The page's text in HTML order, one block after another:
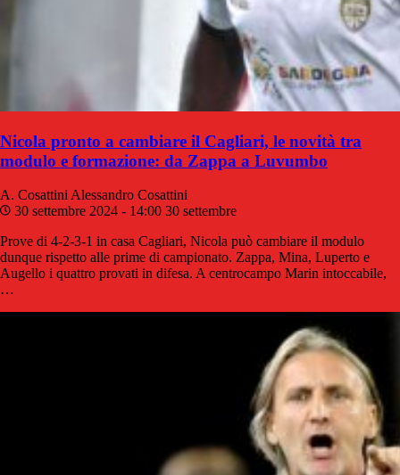
Nicola pronto a cambiare il Cagliari, le novità tra
modulo e formazione: da Zappa a Luvumbo
A. Cosattini Alessandro Cosattini
30 settembre 2024 - 14:00 30 settembre
Prove di 4-2-3-1 in casa Cagliari, Nicola può cambiare il modulo
dunque rispetto alle prime di campionato. Zappa, Mina, Luperto e
Augello i quattro provati in difesa. A centrocampo Marin intoccabile,
…